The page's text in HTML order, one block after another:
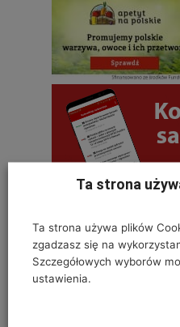
Krystyna
SZKODNIKI WIĄZU I ICH ZWALCZANIE
Ta strona
Ta strona używa plików
zgadzasz się na
Szczegółowych wyborów
ustawienia.